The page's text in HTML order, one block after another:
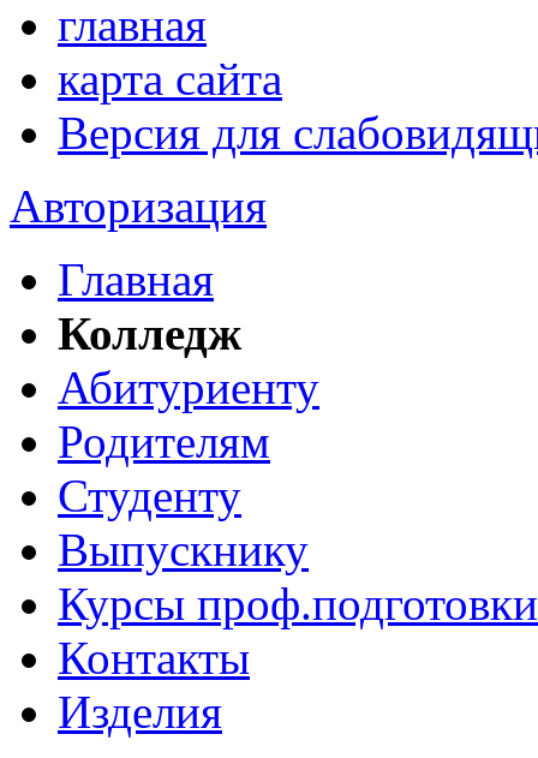
главная
карта сайта
Версия для
Авторизация
Главная
Колледж
Абитуриенту
Родителям
Студенту
Выпускнику
Курсы проф.подготовки
Контакты
Изделия